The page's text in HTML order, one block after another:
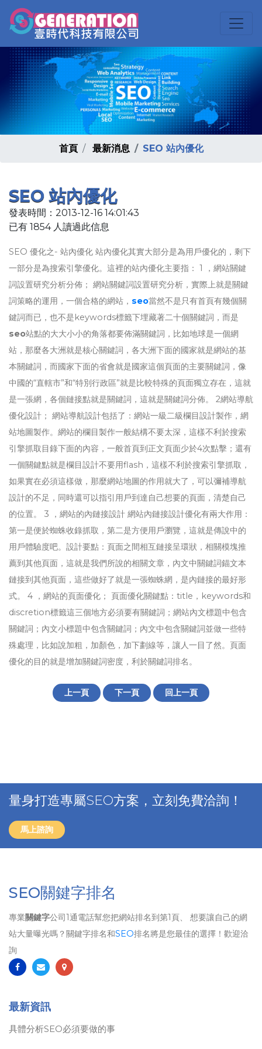
首頁 最新消息 SEO 站內優化
SEO 站內優化
發表時間：2013-12-16 14:01:43
已有 1854 人讀過此信息
SEO 優化之- 站內優化 站內優化其實大部分是為用戶優化的，剩下
一部分是為搜索引擎優化。這裡的站內優化主要指： 1 ，網站關鍵
詞設置研究分析分佈； 網站關鍵詞設置研究分析，實際上就是關鍵
詞策略的運用，一個合格的網站， seo當然不是只有首頁有幾個關
鍵詞而已，也不是keywords標籤下埋藏著二十個關鍵詞，而是
seo站點的大大小小的角落都要佈滿關鍵詞，比如地球是一個網
站，那麼各大洲就是核心關鍵詞，各大洲下面的國家就是網站的基
本關鍵詞，而國家下面的省會就是國家這個頁面的主要關鍵詞，像
中國的“直轄市”和“特別行政區”就是比較特殊的頁面獨立存在，這就
是一張網，各個鏈接點就是關鍵詞，這就是關鍵詞分佈。 2網站導航
優化設計； 網站導航設計包括了：網站一級二級欄目設計製作，網
站地圖製作。網站的欄目製作一般結構不要太深，這樣不利於搜索
引擎抓取目錄下面的內容，一般首頁到正文頁面少於4次點擊；還有
一個關鍵點就是欄目設計不要用flash，這樣不利於搜索引擎抓取，
如果實在必須這樣做，那麼網站地圖的作用就大了，可以彌補導航
設計的不足，同時還可以指引用戶到達自己想要的頁面，清楚自己
的位置。 3 ，網站的內鏈接設計 網站內鏈接設計優化有兩大作用：
第一是便於蜘蛛收錄抓取，第二是方便用戶瀏覽，這就是傳說中的
用戶體驗度吧。設計要點：頁面之間相互鏈接呈環狀，相關模塊推
薦到其他頁面，這就是我們所說的相關文章，內文中關鍵詞錨文本
鏈接到其他頁面，這些做好了就是一張蜘蛛網​​，是內鏈接的最好形
式。 4 ，網站的頁面優化； 頁面優化關鍵點：title，keywords和
discretion標籤這三個地方必須要有關鍵詞；網站內文標題中包含
關鍵詞；內文小標題中包含關鍵詞；內文中包含關鍵詞並做一些特
殊處理，比如說加粗，加顏色，加下劃線等，讓人一目了然。頁面
優化的目的就是增加關鍵詞密度，利於關鍵詞排名。
上一頁 下一頁 回上一頁
量身打造專屬SEO方案，立刻免費洽詢！
馬上諮詢
SEO關鍵字排名
專業關鍵字公司1通電話幫您把網站排名到第1頁、 想要讓自己的網
站大量曝光嗎？關鍵字排名和SEO排名將是您最佳的選擇！歡迎洽
詢
最新資訊
具體分析SEO必須要做的事